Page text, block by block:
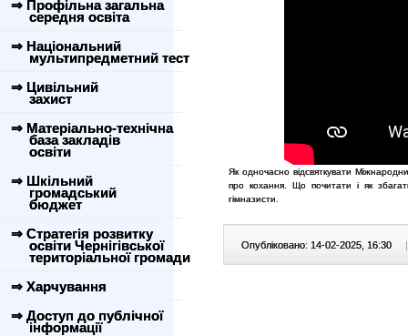
⇒ Профільна загальна
середня освіта
⇒ Національний
мультипредметний тест
⇒ Цивільний
захист
⇒ Матеріально-технічна
база закладів
освіти
⇒ Шкільний
громадський
бюджет
⇒ Стратегія розвитку
освіти Чернігівської
територіальної громади
⇒ Харчування
⇒ Доступ до публічної
інформації
Як одночасно відсвяткувати
про кохання. Що почитати і як
гімназисти.
Опубліковано: 14-02-2025, 16:30 |